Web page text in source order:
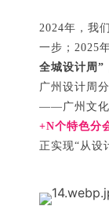
2024年，我
一步；2025
全城设计周”
广州设计周
——广州文化
+N个特色分
正实现“从设